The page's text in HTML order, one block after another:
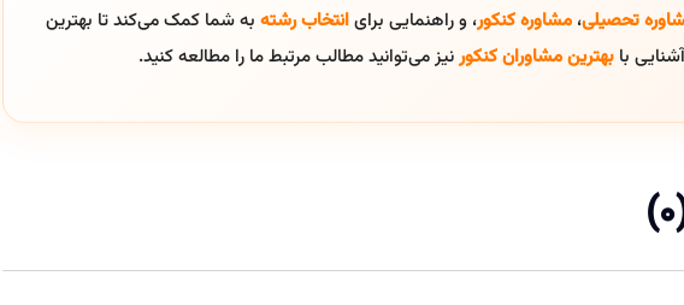
تحصیلی، مشاوره کنکور، و راهنمایی برایانتخاب رشته به شما کمک می‌کند تا بهترین
با بهترین مشاوران کنکورنیز می‌توانید مطالب مرتبط ما را مطالعه کنید.